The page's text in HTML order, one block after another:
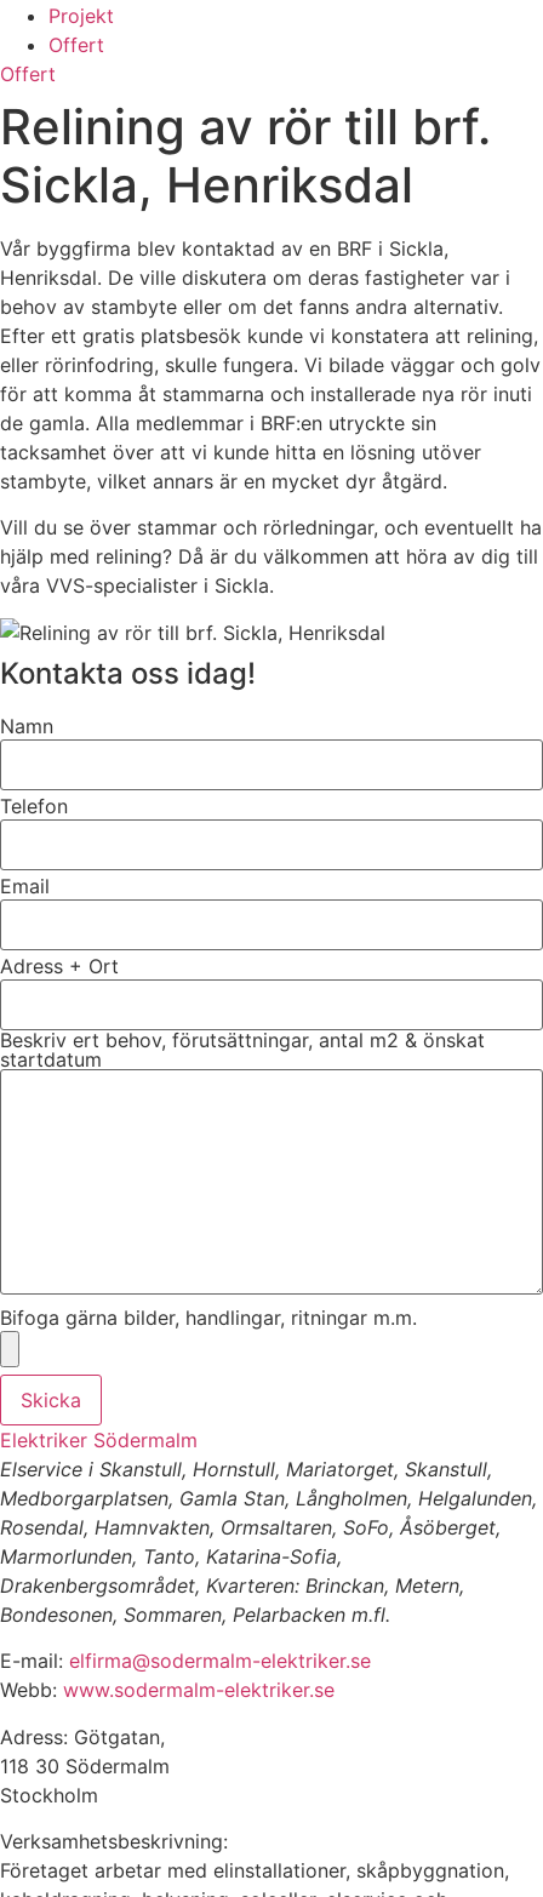
Projekt
Offert
Offert
Relining av rör till brf.
Sickla, Henriksdal
Vår byggfirma blev kontaktad av en BRF i Sickla,
Henriksdal. De ville diskutera om deras fastigheter var i
behov av stambyte eller om det fanns andra alternativ.
Efter ett gratis platsbesök kunde vi konstatera att relining,
eller rörinfodring, skulle fungera. Vi bilade väggar och golv
för att komma åt stammarna och installerade nya rör inuti
de gamla. Alla medlemmar i BRF:en utryckte sin
tacksamhet över att vi kunde hitta en lösning utöver
stambyte, vilket annars är en mycket dyr åtgärd.
Vill du se över stammar och rörledningar, och eventuellt ha
hjälp med relining? Då är du välkommen att höra av dig till
våra VVS-specialister i Sickla.
Kontakta oss idag!
Namn
Telefon
Email
Adress + Ort
Beskriv ert behov, förutsättningar, antal m2 & önskat
startdatum
Bifoga gärna bilder, handlingar, ritningar m.m.
Skicka
Elektriker Södermalm
Elservice i Skanstull, Hornstull, Mariatorget, Skanstull,
Medborgarplatsen, Gamla Stan, Långholmen, Helgalunden,
Rosendal, Hamnvakten, Ormsaltaren, SoFo, Åsöberget,
Marmorlunden, Tanto, Katarina-Sofia,
Drakenbergsområdet, Kvarteren: Brinckan, Metern,
Bondesonen, Sommaren, Pelarbacken m.fl.
E-mail: elfirma@sodermalm-elektriker.se
Webb: www.sodermalm-elektriker.se
Adress: Götgatan,
118 30 Södermalm
Stockholm
Verksamhetsbeskrivning:
Företaget arbetar med elinstallationer, skåpbyggnation,